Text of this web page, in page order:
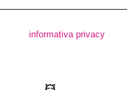
informativa privacy